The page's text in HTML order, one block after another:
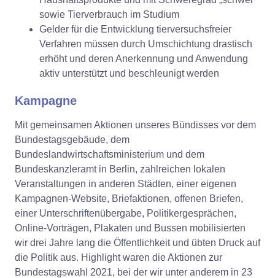
sowie Tierverbrauch im Studium
Gelder für die Entwicklung tierversuchsfreier
Verfahren müssen durch Umschichtung drastisch
erhöht und deren Anerkennung und Anwendung
aktiv unterstützt und beschleunigt werden
Kampagne
Mit gemeinsamen Aktionen unseres Bündisses vor dem
Bundestagsgebäude, dem
Bundeslandwirtschaftsministerium und dem
Bundeskanzleramt in Berlin, zahlreichen lokalen
Veranstaltungen in anderen Städten, einer eigenen
Kampagnen-Website, Briefaktionen, offenen Briefen,
einer Unterschriftenübergabe, Politikergesprächen,
Online-Vorträgen, Plakaten und Bussen mobilisierten
wir drei Jahre lang die Öffentlichkeit und übten Druck auf
die Politik aus. Highlight waren die Aktionen zur
Bundestagswahl 2021, bei der wir unter anderem in 23